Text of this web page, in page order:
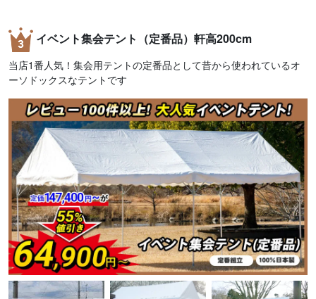
イベント集会テント（定番品）軒高200cm
当店1番人気！集会用テントの定番品として昔から使われているオ
ーソドックスなテントです